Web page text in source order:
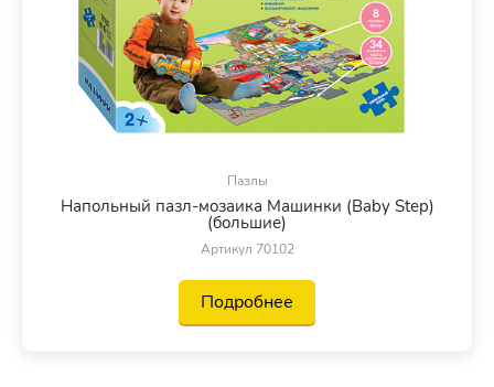
Пазлы
Напольный пазл-мозаика Машинки (Baby Step)
(большие)
Артикул 70102
Подробнее